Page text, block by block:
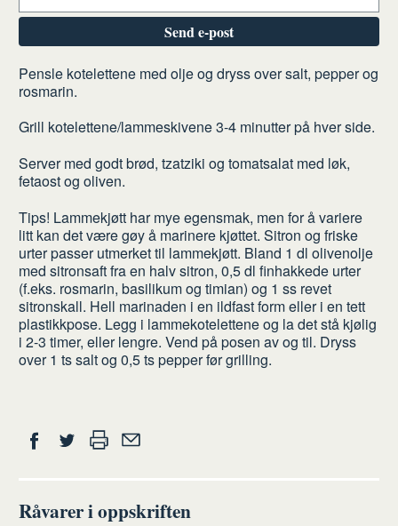
Send e-post
Slik
gjør
du
Pensle kotelettene med olje og dryss over salt, pepper og
rosmarin.
Grill kotelettene/lammeskivene 3-4 minutter på hver side.
Server med godt brød, tzatziki og tomatsalat med løk,
fetaost og oliven.
Tips! Lammekjøtt har mye egensmak, men for å variere
litt kan det være gøy å marinere kjøttet. Sitron og friske
urter passer utmerket til lammekjøtt. Bland 1 dl olivenolje
med sitronsaft fra en halv sitron, 0,5 dl finhakkede urter
(f.eks. rosmarin, basilikum og timian) og 1 ss revet
sitronskall. Hell marinaden i en ildfast form eller i en tett
plastikkpose. Legg i lammekotelettene og la det stå kjølig
i 2-3 timer, eller lengre. Vend på posen av og til. Dryss
over 1 ts salt og 0,5 ts pepper før grilling.
Del
FacebookTwitter
venn
Råvarer i oppskriften